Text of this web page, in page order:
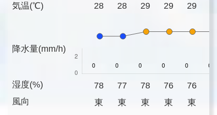
気温(℃)
降水量(mm/h)
湿度(%)
風向
28 28 29 29 29
78 77 78 76 76
東
東 東 東 東